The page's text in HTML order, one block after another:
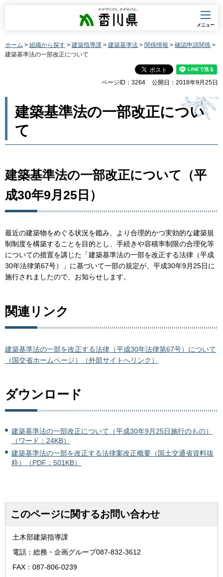
香川県
メニュー
ホーム > 組織から探す > 建築指導課 > 建築基準法 > 関係情報 > 確認申請関係 >
建築基準法の一部改正について
ページID：3264 公開日：2018年9月25日
建築基準法の一部改正につい
て
建築基準法の一部改正について（平
成30年9月25日）
最近の建築物をめぐる状況を鑑み、より合理的かつ実効的な建築規
制制度を構築することを目的とし、手続きや容積率制限の合理化等
についての措置を講じた「建築基準法の一部を改正する法律（平成
30年法律第67号）」に基づいて一部の規定が、平成30年9月25日に
施行されましたので、お知らせします。
関連リンク
建築基準法の一部を改正する法律（平成30年法律第67号）について
（国交省ホームページ）（外部サイトへリンク）
ダウンロード
建築基準法の一部改正について（平成30年9月25日施行のもの）
（ワード：24KB）
建築基準法の一部を改正する法律案改正概要（国土交通省資料抜
粋）（PDF：501KB）
このページに関するお問い合わせ
土木部建築指導課
電話：総務・企画グループ087-832-3612
FAX：087-806-0239